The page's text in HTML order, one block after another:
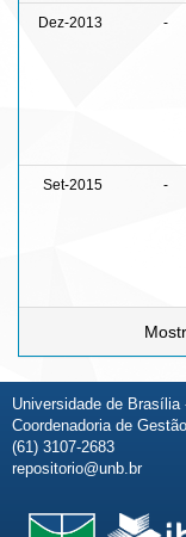
Dez-2013 -
Set-2015 -
Universidade de Brasília
Coordenadoria de
(61) 3107-2683
repositorio@unb.br